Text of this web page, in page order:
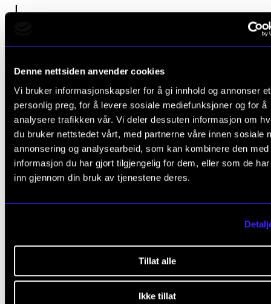
Denne nettsiden anvender cookies
Vi bruker informasjonskapsler for å gi innhold og annonser et
personlig preg, for å levere sosiale mediefunksjoner og for å
analysere trafikken vår. Vi deler dessuten informasjon om
du bruker nettstedet vårt, med partnerne våre innen sosiale
annonsering og analysearbeid, som kan kombinere den med
informasjon du har gjort tilgjengelig for dem, eller som de
inn gjennom din bruk av tjenestene deres.
Tillat alle
Ikke tillat
I
J
M
N